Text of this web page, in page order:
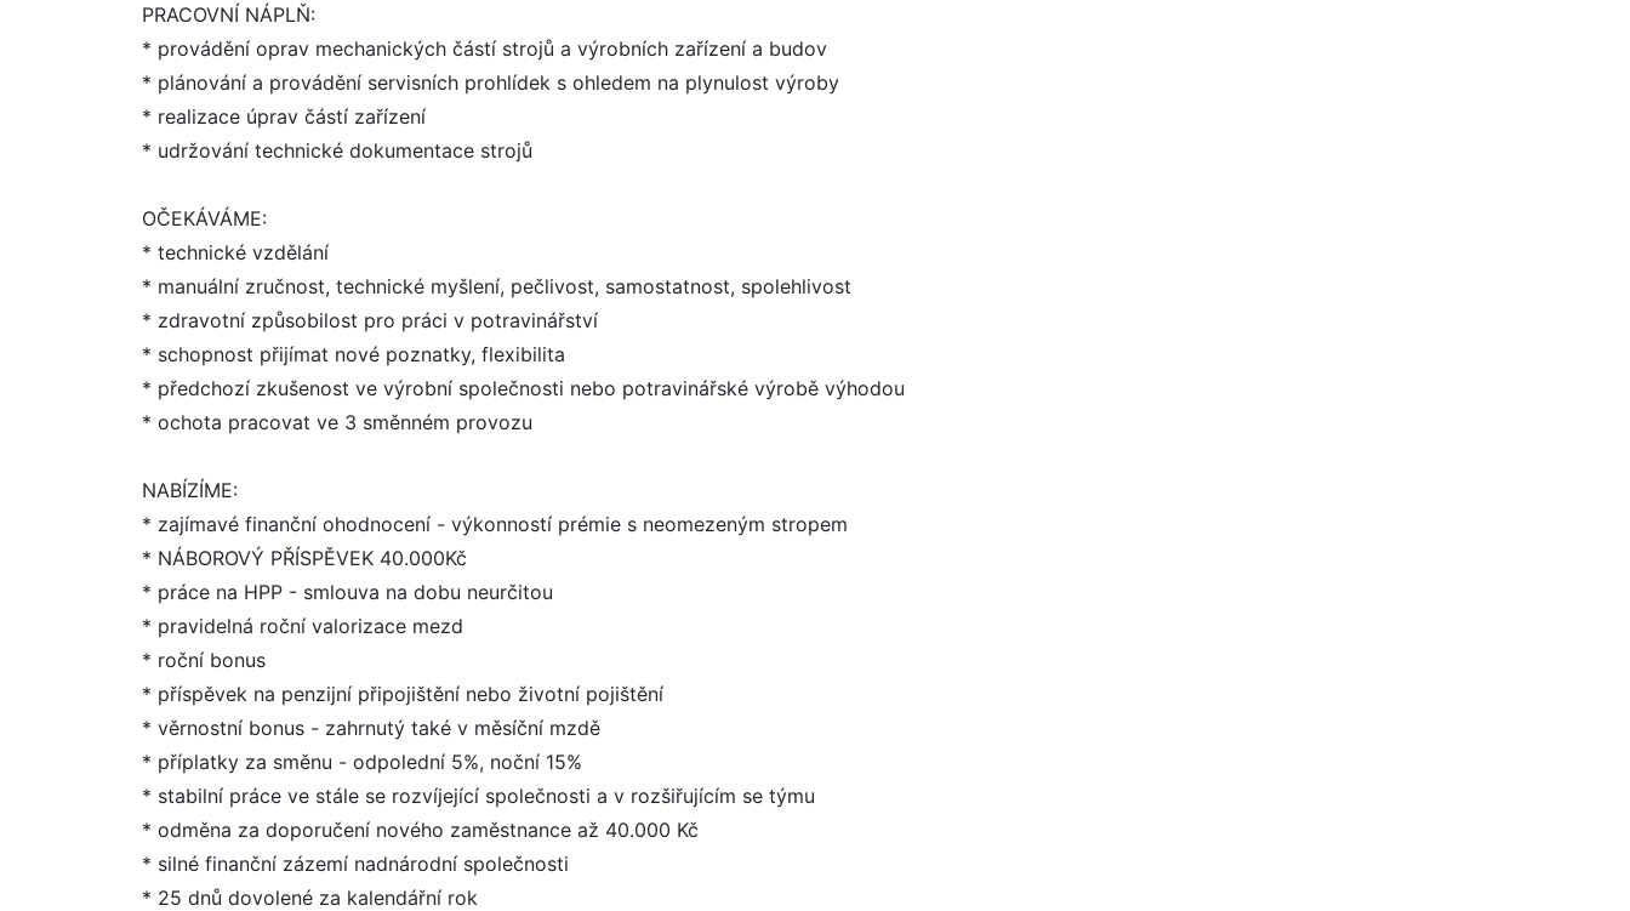
PRACOVNÍ NÁPLŇ:
* provádění oprav mechanických částí strojů a výrobních zařízení a budov
* plánování a provádění servisních prohlídek s ohledem na plynulost výroby
* realizace úprav částí zařízení
* udržování technické dokumentace strojů
OČEKÁVÁME:
* technické vzdělání
* manuální zručnost, technické myšlení, pečlivost, samostatnost, spolehlivost
* zdravotní způsobilost pro práci v potravinářství
* schopnost přijímat nové poznatky, flexibilita
* předchozí zkušenost ve výrobní společnosti nebo potravinářské výrobě výhodou
* ochota pracovat ve 3 směnném provozu
NABÍZÍME:
* zajímavé finanční ohodnocení - výkonností prémie s neomezeným stropem
* NÁBOROVÝ PŘÍSPĚVEK 40.000Kč
* práce na HPP - smlouva na dobu neurčitou
* pravidelná roční valorizace mezd
* roční bonus
* příspěvek na penzijní připojištění nebo životní pojištění
* věrnostní bonus - zahrnutý také v měsíční mzdě
* příplatky za směnu - odpolední 5%, noční 15%
* stabilní práce ve stále se rozvíjející společnosti a v rozšiřujícím se týmu
* odměna za doporučení nového zaměstnance až 40.000 Kč
* silné finanční zázemí nadnárodní společnosti
* 25 dnů dovolené za kalendářní rok